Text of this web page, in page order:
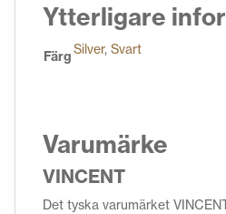
Ytterligare
FärgSilver, Svart
Varumärke
VINCENT
Det tyska varumärket